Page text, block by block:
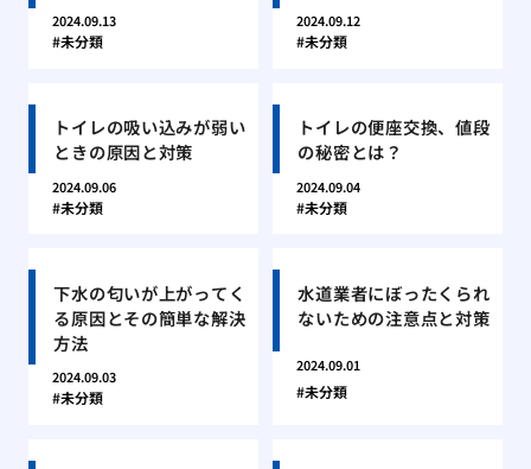
2024.09.13
未分類
2024.09.12
未分類
トイレの吸い込みが弱い
ときの原因と対策
2024.09.06
未分類
トイレの便座交換、値段
の秘密とは？
2024.09.04
未分類
下水の匂いが上がってく
る原因とその簡単な解決
方法
2024.09.03
未分類
水道業者にぼったくられ
ないための注意点と対策
2024.09.01
未分類